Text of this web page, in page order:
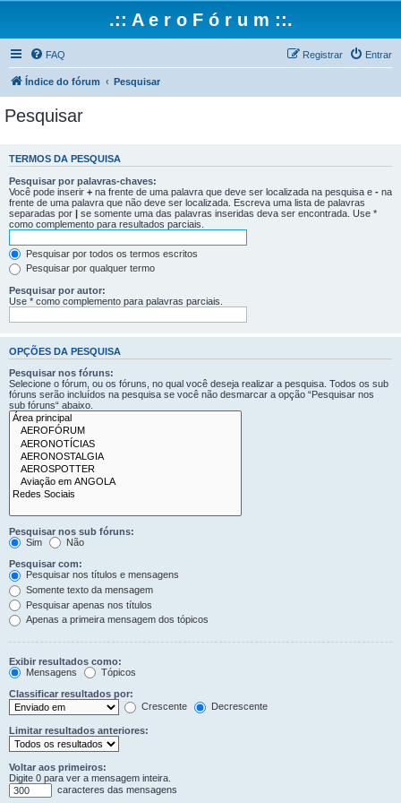
.:: A e r o F ó r u m ::.
FAQ Entrar
Registrar
Índice do fórum Pesquisar
Pesquisar
TERMOS DA PESQUISA
Pesquisar por palavras-chaves:
Você pode inserir + na frente de uma palavra que deve ser localizada na pesquisa e - na
frente de uma palavra que não deve ser localizada. Escreva uma lista de palavras
separadas por | se somente uma das palavras inseridas deva ser encontrada. Use *
como complemento para resultados parciais.
Pesquisar por todos os termos escritos
Pesquisar por qualquer termo
Pesquisar por autor:
Use * como complemento para palavras parciais.
OPÇÕES DA PESQUISA
Pesquisar nos fóruns:
Selecione o fórum, ou os fóruns, no qual você deseja realizar a pesquisa. Todos os sub
fóruns serão incluídos na pesquisa se você não desmarcar a opção “Pesquisar nos
sub fóruns“ abaixo.
Pesquisar nos sub fóruns:
Sim
Não
Pesquisar com:
Pesquisar nos títulos e mensagens
Somente texto da mensagem
Pesquisar apenas nos títulos
Apenas a primeira mensagem dos tópicos
Exibir resultados como:
Mensagens
Tópicos
Classificar resultados por:
Crescente
Decrescente
Limitar resultados anteriores:
Voltar aos primeiros:
Digite 0 para ver a mensagem inteira.
caracteres das mensagens